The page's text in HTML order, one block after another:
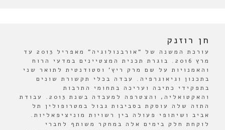
חן רוזנק
עורכת המשנה של "אורבנולוגיה" מאפריל 2013 עד
מרץ 2016. בוגרת תכנית המצטיינים במדעי הרוח
והאמנויות על שם מרק ריץ' וסטודנטית לתואר שני
בתכנון וגיאוגרפיה. עבדה בכלי תקשורת שונים
בתפקידי כתיבה ועריכה בתחומי התרבות
והאקטואליה, והצטרפה למעבדה בשנת 2013. עבודת
התזה שלה עוסקת בסביבות גבול במטרופולין תל
אביב ושיתופי פעולה בין רשויות מוניציפאליות.
לוקחת חלק בימים אלה במחקר משותף לחברי